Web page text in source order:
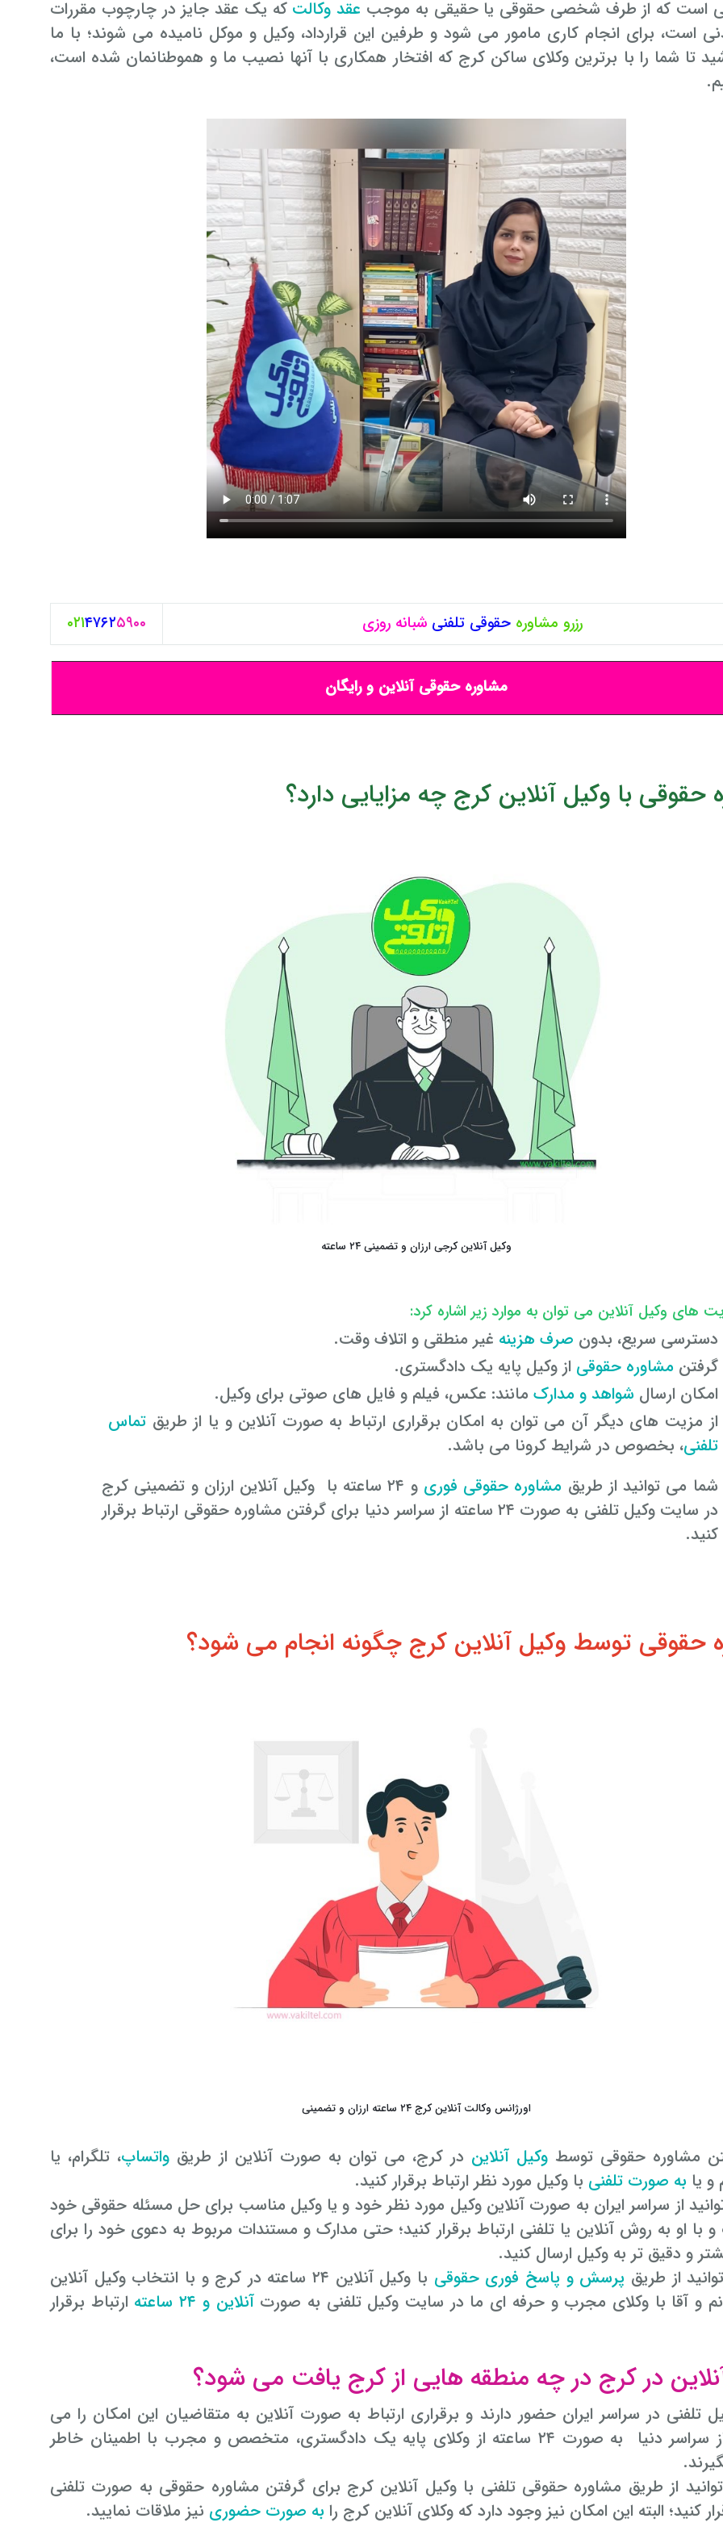
است که از طرف شخصی حقوقی یا حقیقی به موجب عقد وکالت که یک عقد جایز در چارچوب مقررات
است، برای انجام کاری مامور می شود و طرفین این قرارداد، وکیل و موکل نامیده می شوند؛ با ما
تا شما را با برترین وکلای ساکن کرج که افتخار همکاری با آنها نصیب ما و هموطنانمان شده است،
رزرو مشاورهحقوقیتلفنی شبانه روزی ۰۲۱۴۷۶۲۵۹۰۰
مشاوره حقوقی آنلاین و رایگان
حقوقی با وکیل آنلاین کرج چه مزایایی دارد؟
وکیل آنلاین کرجی ارزان و تضمینی ۲۴ ساعته
های وکیل آنلاین می توان به موارد زیر اشاره کرد:
دسترسی سریع، بدون صرف هزینه غیر منطقی و اتلاف وقت.
گرفتن مشاوره حقوقی از وکیل پایه یک دادگستری.
امکان ارسال شواهد و مدارک مانند: عکس، فیلم و فایل های صوتی برای وکیل.
از مزیت های دیگر آن می توان به امکان برقراری ارتباط به صورت آنلاین و یا از طریق تماس
تلفنی، بخصوص در شرایط کرونا می باشد.
شما می توانید از طریق مشاوره حقوقی فوری
و ۲۴ ساعته با وکیل آنلاین ارزان و تضمینی کرج
در سایت وکیل تلفنی به صورت ۲۴ ساعته از سراسر دنیا برای گرفتن مشاوره حقوقی ارتباط برقرار
کنید.
حقوقی توسط وکیل آنلاین کرج چگونه انجام می شود؟
اورژانس وکالت آنلاین کرج ۲۴ ساعته ارزان و تضمینی
مشاوره حقوقی توسطوکیل آنلاین در کرج، می توان به صورت آنلاین از طریقواتساپ، تلگرام، یا
و یا به صورت تلفنی با وکیل مورد نظر ارتباط برقرار کنید.
از سراسر ایران به صورت آنلاین وکیل مورد نظر خود و یا وکیل مناسب برای حل مسئله حقوقی خود
و با او به روش آنلاین یا تلفنی ارتباط برقرار کنید؛ حتی مدارک و مستندات مربوط به دعوی خود را برای
و دقیق تر به وکیل ارسال کنید.
از طریق پرسش و پاسخ فوری حقوقی
با وکیل آنلاین ۲۴ ساعته در کرج و با انتخاب وکیل آنلاین
و آقا با وکلای مجرب و حرفه ای ما در سایت وکیل تلفنی به صورتآنلاین و ۲۴ ساعته ارتباط برقرار
در کرج در چه منطقه هایی از کرج یافت می شود؟
تلفنی در سراسر ایران حضور دارند و برقراری ارتباط به صورت آنلاین به متقاضیان این امکان را می
۲۴ ساعته از وکلای پایه یک دادگستری، متخصص و مجرب با اطمینان خاطر
از طریق مشاوره حقوقی تلفنی با وکیل آنلاین کرج برای گرفتن مشاوره حقوقی به صورت تلفنی
کنید؛ البته این امکان نیز وجود دارد که وکلای آنلاین کرج را به صورت حضوری نیز ملاقات نمایید.